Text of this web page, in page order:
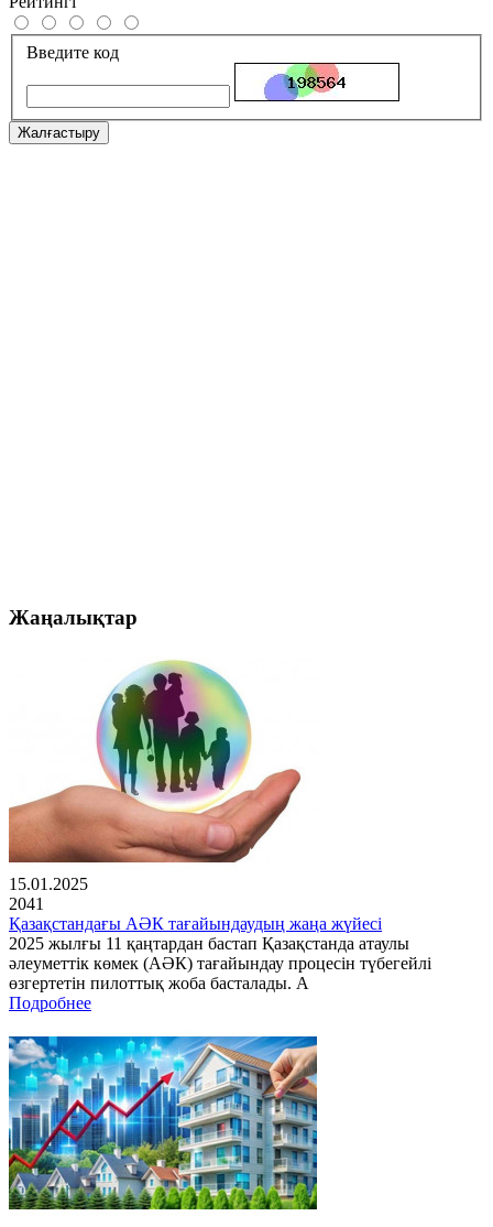
Введите код
Жалғастыру
Жаңалықтар
15.01.2025
2041
Қазақстандағы АӘК тағайындаудың жаңа жүйесі
2025 жылғы 11 қаңтардан бастап Қазақстанда атаулы
әлеуметтік көмек (АӘК) тағайындау процесін түбегейлі
өзгертетін пилоттық жоба басталады. А
Подробнее